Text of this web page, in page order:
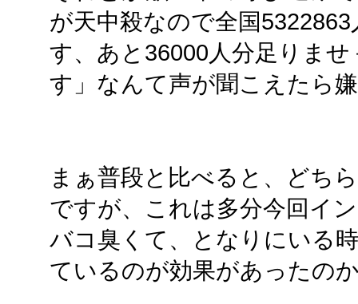
が天中殺なので全国
す、あと36000人分足りま
す」なんて声が聞こえたら
まぁ普段と比べると、どち
ですが、これは多分今回イ
バコ臭くて、となりにいる
ているのが効果があったの